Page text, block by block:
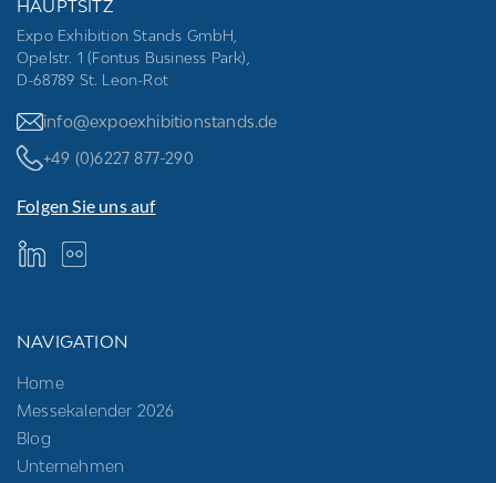
HAUPTSITZ
Expo Exhibition Stands GmbH,
Opelstr. 1 (Fontus Business Park),
D-68789 St. Leon-Rot
info@expoexhibitionstands.de
+49 (0)6227 877-290
Folgen Sie uns auf
NAVIGATION
Home
Messekalender 2026
Blog
Unternehmen